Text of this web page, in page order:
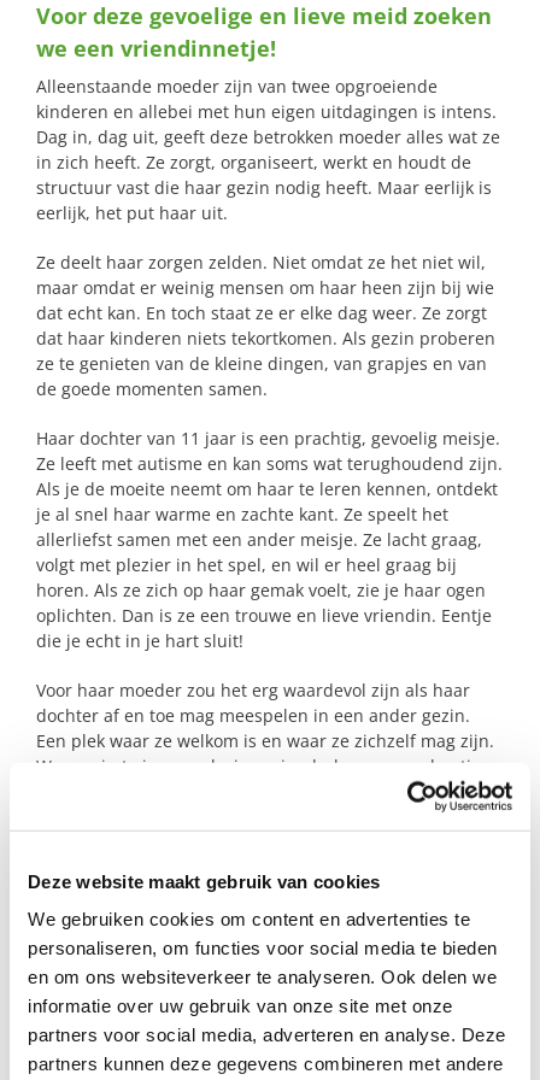
Deze website maakt gebruik van cookies
We gebruiken cookies om content en advertenties te
personaliseren, om functies voor social media te bieden
en om ons websiteverkeer te analyseren. Ook delen we
informatie over uw gebruik van onze site met onze
partners voor social media, adverteren en analyse. Deze
partners kunnen deze gegevens combineren met andere
naar:
Voor deze gevoelige en lieve meid zoeken
we een vriendinnetje!
Alleenstaande moeder zijn van twee opgroeiende
kinderen en allebei met hun eigen uitdagingen is intens.
Dag in, dag uit, geeft deze betrokken moeder alles wat ze
in zich heeft. Ze zorgt, organiseert, werkt en houdt de
structuur vast die haar gezin nodig heeft. Maar eerlijk is
eerlijk, het put haar uit.
Ze deelt haar zorgen zelden. Niet omdat ze het niet wil,
maar omdat er weinig mensen om haar heen zijn bij wie
dat echt kan. En toch staat ze er elke dag weer. Ze zorgt
dat haar kinderen niets tekortkomen. Als gezin proberen
ze te genieten van de kleine dingen, van grapjes en van
de goede momenten samen.
Haar dochter van 11 jaar is een prachtig, gevoelig meisje.
Ze leeft met autisme en kan soms wat terughoudend zijn.
Als je de moeite neemt om haar te leren kennen, ontdekt
je al snel haar warme en zachte kant. Ze speelt het
allerliefst samen met een ander meisje. Ze lacht graag,
volgt met plezier in het spel, en wil er heel graag bij
horen. Als ze zich op haar gemak voelt, zie je haar ogen
oplichten. Dan is ze een trouwe en lieve vriendin. Eentje
die je echt in je hart sluit!
Voor haar moeder zou het erg waardevol zijn als haar
dochter af en toe mag meespelen in een ander gezin.
Een plek waar ze welkom is en waar ze zichzelf mag zijn.
Waar ruimte is voor plezier, vriendschap en een beetje
opladen.
Heb jij een dochter van ongeveer dezelfde leeftijd? En
voel je dat je ruimte hebt om er voor een ander te zijn?
Laten we dan samen ontdekken of er misschien een
gouden match mag ontstaan.